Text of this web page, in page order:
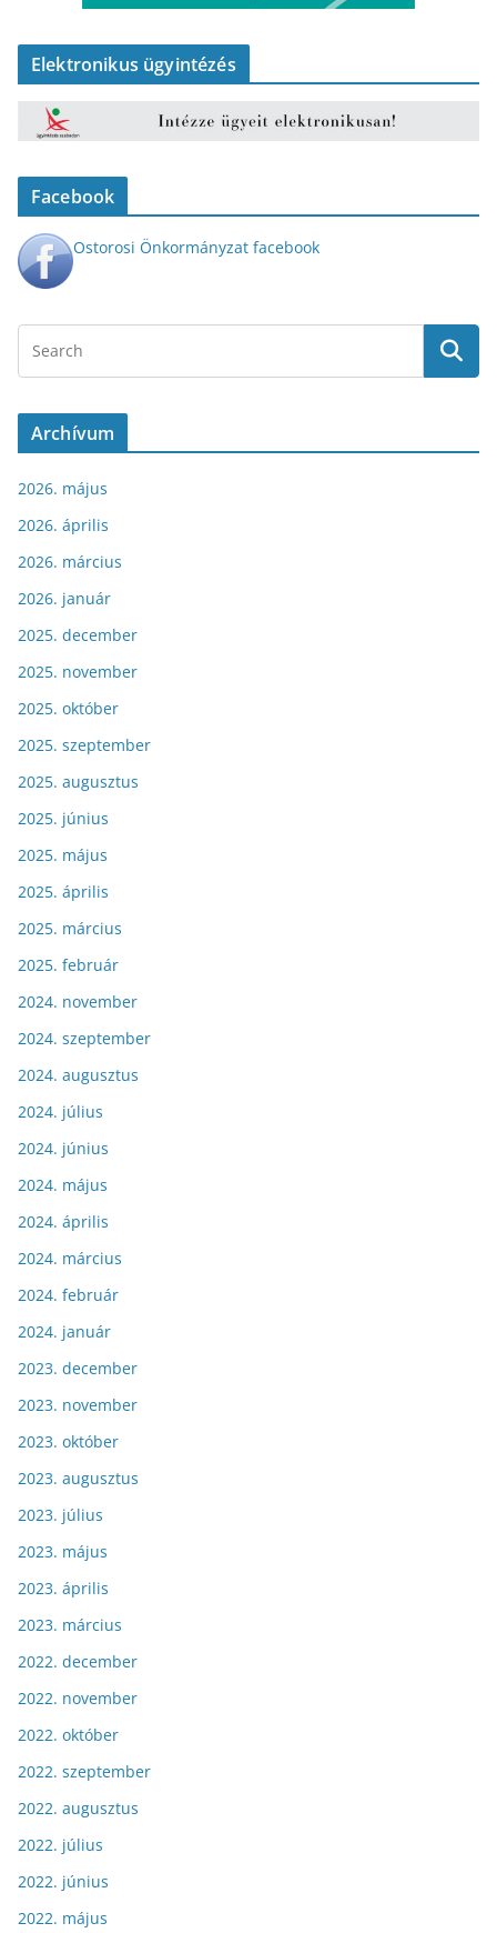
Elektronikus ügyintézés
Facebook
Ostorosi Önkormányzat facebook
Archívum
2026. május
2026. április
2026. március
2026. január
2025. december
2025. november
2025. október
2025. szeptember
2025. augusztus
2025. június
2025. május
2025. április
2025. március
2025. február
2024. november
2024. szeptember
2024. augusztus
2024. július
2024. június
2024. május
2024. április
2024. március
2024. február
2024. január
2023. december
2023. november
2023. október
2023. augusztus
2023. július
2023. május
2023. április
2023. március
2022. december
2022. november
2022. október
2022. szeptember
2022. augusztus
2022. július
2022. június
2022. május